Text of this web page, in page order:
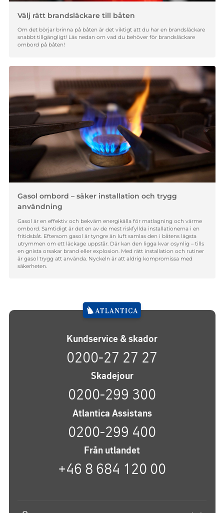
Välj rätt brandsläckare till båten
Om det börjar brinna på båten är det viktigt att du har en brandsläckare
snabbt tillgängligt! Läs nedan om vad du behöver för brandsläckare
ombord på båten!
Gasol ombord – säker installation och trygg
användning
Gasol är en effektiv och bekväm energikälla för matlagning och värme
ombord. Samtidigt är det en av de mest riskfyllda installationerna i en
fritidsbåt. Eftersom gasol är tyngre än luft samlas den i båtens lägsta
utrymmen om ett läckage uppstår. Där kan den ligga kvar osynlig – tills
en gnista orsakar brand eller explosion. Med rätt installation och rutiner
är gasol trygg att använda. Nyckeln är att aldrig kompromissa med
säkerheten.
Kundservice & skador
0200-27 27 27
Skadejour
0200-299 300
Atlantica Assistans
0200-299 400
Från utlandet
+46 8 684 120 00